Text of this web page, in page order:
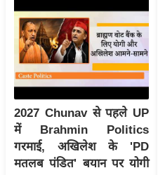
शि
फ
ल
वि
शे
ष
वि
श्ले
2027 Chunav से पहले UP
में Brahmin Politics
गरमाई, अखिलेश के 'PD
मतलब पंडित' बयान पर योगी